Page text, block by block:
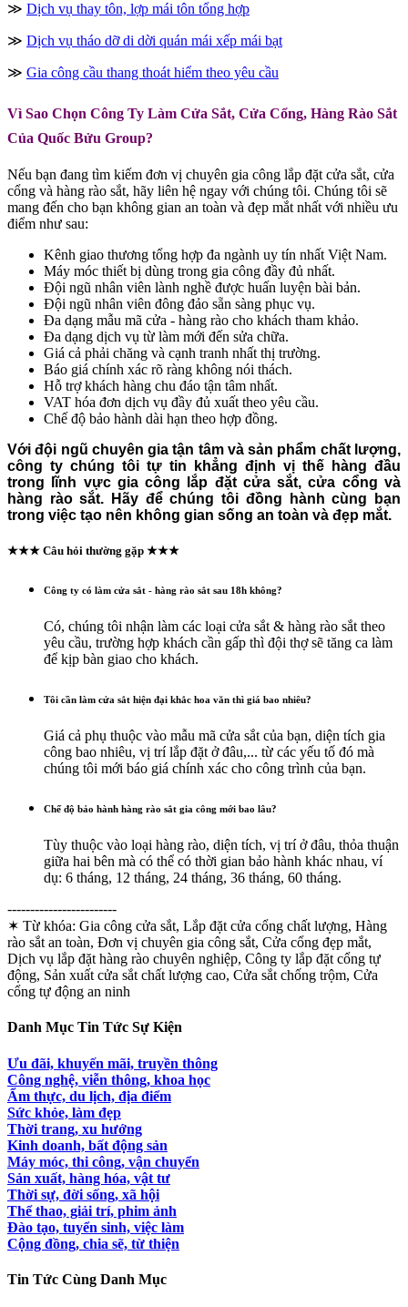
≫ Dịch vụ thay tôn, lợp mái tôn tổng hợp
≫ Dịch vụ tháo dỡ di dời quán mái xếp mái bạt
≫ Gia công cầu thang thoát hiểm theo yêu cầu
Vì Sao Chọn Công Ty Làm Cửa Sắt, Cửa Cổng, Hàng Rào Sắt
Của Quốc Bửu Group?
Nếu bạn đang tìm kiếm đơn vị chuyên gia công lắp đặt cửa sắt, cửa
cổng và hàng rào sắt, hãy liên hệ ngay với chúng tôi. Chúng tôi sẽ
mang đến cho bạn không gian an toàn và đẹp mắt nhất với nhiều ưu
điểm như sau:
Kênh giao thương tổng hợp đa ngành uy tín nhất Việt Nam.
Máy móc thiết bị dùng trong gia công đầy đủ nhất.
Đội ngũ nhân viên lành nghề được huấn luyện bài bản.
Đội ngũ nhân viên đông đảo sẵn sàng phục vụ.
Đa dạng mẫu mã cửa - hàng rào cho khách tham khảo.
Đa dạng dịch vụ từ làm mới đến sửa chữa.
Giá cả phải chăng và cạnh tranh nhất thị trường.
Báo giá chính xác rõ ràng không nói thách.
Hỗ trợ khách hàng chu đáo tận tâm nhất.
VAT hóa đơn dịch vụ đầy đủ xuất theo yêu cầu.
Chế độ bảo hành dài hạn theo hợp đồng.
Với đội ngũ chuyên gia tận tâm và sản phẩm chất lượng,
công ty chúng tôi tự tin khẳng định vị thế hàng đầu
trong lĩnh vực gia công lắp đặt cửa sắt, cửa cổng và
hàng rào sắt. Hãy để chúng tôi đồng hành cùng bạn
trong việc tạo nên không gian sống an toàn và đẹp mắt.
★★★ Câu hỏi thường gặp ★★★
Công ty có làm cửa sắt - hàng rào sắt sau 18h không?
Có, chúng tôi nhận làm các loại cửa sắt & hàng rào sắt theo
yêu cầu, trường hợp khách cần gấp thì đội thợ sẽ tăng ca làm
để kịp bàn giao cho khách.
Tôi cần làm cửa sắt hiện đại khắc hoa văn thì giá bao nhiêu?
Giá cả phụ thuộc vào mẫu mã cửa sắt của bạn, diện tích gia
công bao nhiêu, vị trí lắp đặt ở đâu,... từ các yếu tố đó mà
chúng tôi mới báo giá chính xác cho công trình của bạn.
Chế độ bảo hành hàng rào sắt gia công mới bao lâu?
Tùy thuộc vào loại hàng rào, diện tích, vị trí ở đâu, thỏa thuận
giữa hai bên mà có thể có thời gian bảo hành khác nhau, ví
dụ: 6 tháng, 12 tháng, 24 tháng, 36 tháng, 60 tháng.
------------------------
✶ Từ khóa: Gia công cửa sắt, Lắp đặt cửa cổng chất lượng, Hàng
rào sắt an toàn, Đơn vị chuyên gia công sắt, Cửa cổng đẹp mắt,
Dịch vụ lắp đặt hàng rào chuyên nghiệp, Công ty lắp đặt cổng tự
động, Sản xuất cửa sắt chất lượng cao, Cửa sắt chống trộm, Cửa
cổng tự động an ninh
Danh Mục Tin Tức Sự Kiện
Ưu đãi, khuyến mãi, truyền thông
Công nghệ, viễn thông, khoa học
Ẩm thực, du lịch, địa điểm
Sức khỏe, làm đẹp
Thời trang, xu hướng
Kinh doanh, bất động sản
Máy móc, thi công, vận chuyển
Sản xuất, hàng hóa, vật tư
Thời sự, đời sống, xã hội
Thể thao, giải trí, phim ảnh
Đào tạo, tuyển sinh, việc làm
Cộng đồng, chia sẽ, từ thiện
Tin Tức Cùng Danh Mục